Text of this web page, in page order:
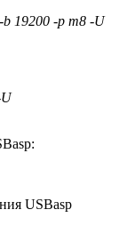
19200 -p m8 -U
USBasp